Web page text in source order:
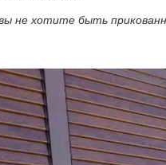
не хотите быть